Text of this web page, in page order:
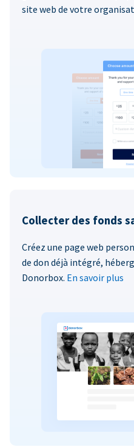
site web de votre
Collecter des fonds
Créez une page web
de don déjà intégré,
Donorbox. En savoir plus